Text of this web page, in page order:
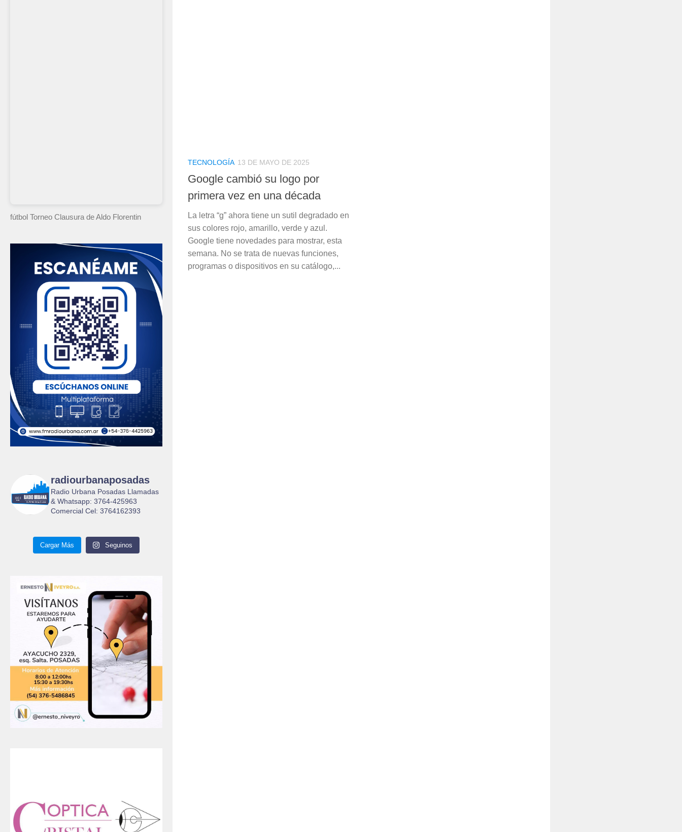
TECNOLOGÍA 13 DE MAYO DE 2025
Google cambió su logo por
primera vez en una década
La letra “g” ahora tiene un sutil degradado en
sus colores rojo, amarillo, verde y azul.
Google tiene novedades para mostrar, esta
semana. No se trata de nuevas funciones,
programas o dispositivos en su catálogo,...
fútbol Torneo Clausurade Aldo Florentin
radiourbanaposadas
Radio Urbana Posadas Llamadas
& Whatsapp: 3764-425963
Comercial Cel: 3764162393
Cargar Más Seguinos